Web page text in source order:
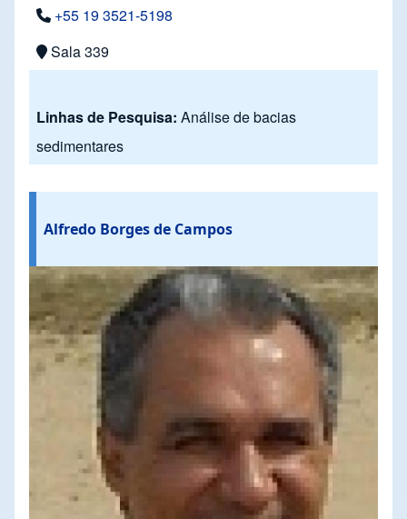
+55 19 3521-5198
Sala 339
Linhas de Pesquisa: Análise de bacias
sedimentares
Alfredo Borges de Campos